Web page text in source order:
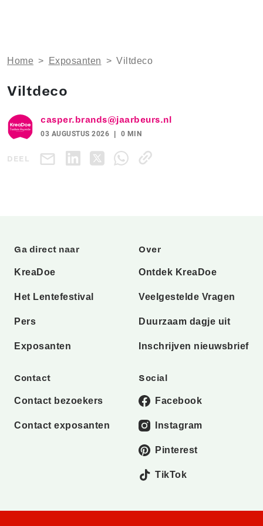
Home > Exposanten > Viltdeco
Viltdeco
casper.brands@jaarbeurs.nl
03 AUGUSTUS 2026 0 MIN
DEEL
Ga direct naar
KreaDoe
Het Lentefestival
Pers
Exposanten
Over
Ontdek KreaDoe
Veelgestelde Vragen
Duurzaam dagje uit
Inschrijven nieuwsbrief
Contact
Contact bezoekers
Contact exposanten
Social
Facebook
Instagram
Pinterest
TikTok